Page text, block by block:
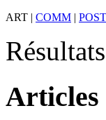
ART | COMM |
Articles